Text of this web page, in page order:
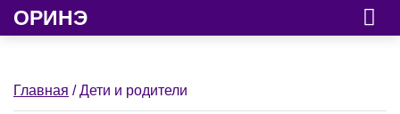
ОРИНЭ
Главная / Дети и родители